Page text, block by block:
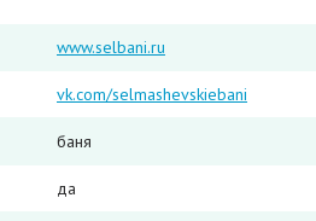
www.selbani.ru
vk.com/selmashevskiebani
баня
да